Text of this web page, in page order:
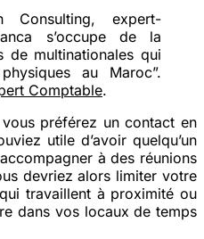
Consulting, expert-
s’occupe de la
de multinationales qui
au Maroc”.
Comptable.
préférez un contact en
utile d’avoir quelqu’un
à des réunions
devriez alors limiter votre
travaillent à proximité ou
dans vos locaux de temps